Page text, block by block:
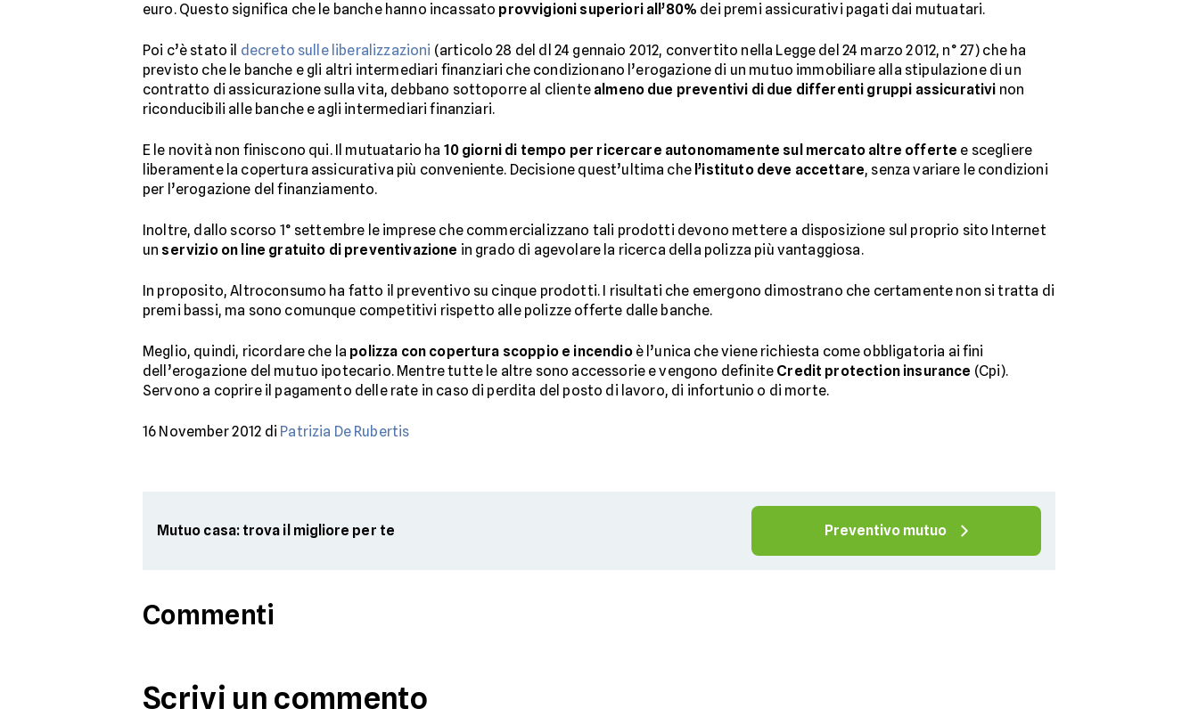
euro. Questo significa che le banche hanno incassato provvigioni superiori all’80% dei premi assicurativi pagati dai mutuatari.
Poi c’è stato il decreto sulle liberalizzazioni (articolo 28 del dl 24 gennaio 2012, convertito nella Legge del 24 marzo 2012, n° 27) che ha
previsto che le banche e gli altri intermediari finanziari che condizionano l’erogazione di un mutuo immobiliare alla stipulazione di un
contratto di assicurazione sulla vita, debbano sottoporre al cliente almeno due preventivi di due differenti gruppi assicurativi non
riconducibili alle banche e agli intermediari finanziari.
E le novità non finiscono qui. Il mutuatario ha 10 giorni di tempo per ricercare autonomamente sul mercato altre offerte e scegliere
liberamente la copertura assicurativa più conveniente. Decisione quest’ultima che l’istituto deve accettare, senza variare le condizioni
per l’erogazione del finanziamento.
Inoltre, dallo scorso 1° settembre le imprese che commercializzano tali prodotti devono mettere a disposizione sul proprio sito Internet
un servizio on line gratuito di preventivazione in grado di agevolare la ricerca della polizza più vantaggiosa.
In proposito, Altroconsumo ha fatto il preventivo su cinque prodotti. I risultati che emergono dimostrano che certamente non si tratta di
premi bassi, ma sono comunque competitivi rispetto alle polizze offerte dalle banche.
Meglio, quindi, ricordare che la polizza con copertura scoppio e incendioè l’unica che viene richiesta come obbligatoria ai fini
dell’erogazione del mutuo ipotecario. Mentre tutte le altre sono accessorie e vengono definite Credit protection insurance (Cpi).
Servono a coprire il pagamento delle rate in caso di perdita del posto di lavoro, di infortunio o di morte.
16 November 2012 di Patrizia De Rubertis
Mutuo casa: trova il migliore per te Preventivo mutuo
Commenti
Scrivi un commento